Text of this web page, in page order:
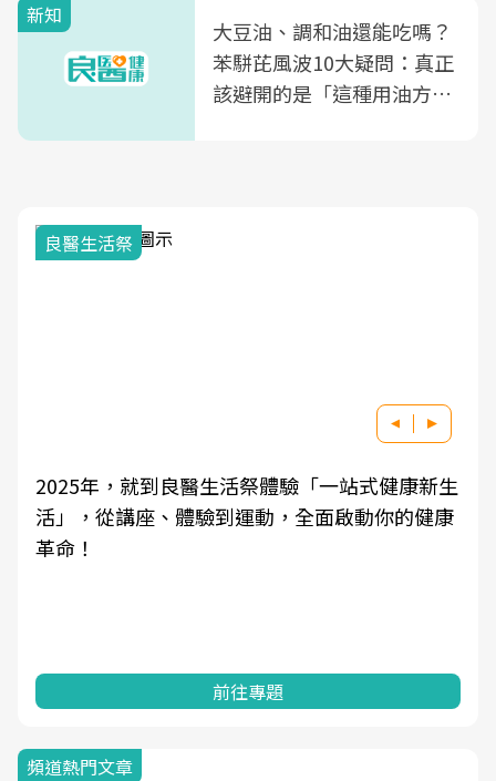
新知
大豆油、調和油還能吃嗎？
苯駢芘風波10大疑問：真正
該避開的是「這種用油方
我與健康韌性的距離
良醫健康網從「換季的身體變化」出發，透過醫
學觀點與日常感受的對話，建立對亞健康的認
知，進而引導實際的改善行動。
前往專題
頻道熱門文章